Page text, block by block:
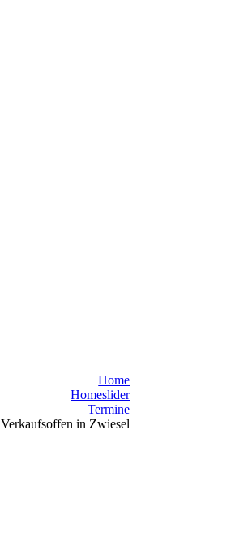
Home
Homeslider
Termine
Verkaufsoffen in Zwiesel